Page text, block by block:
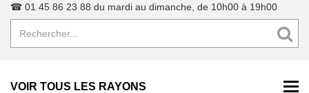
☎ 01 45 86 23 88 du mardi au dimanche, de 10h00 à 19h00
VOIR TOUS LES RAYONS